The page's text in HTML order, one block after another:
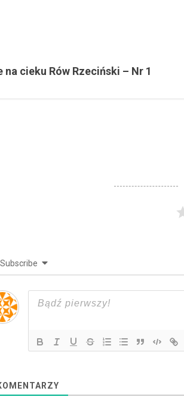
cieku Rów Rzeciński – Nr 1
Subscribe